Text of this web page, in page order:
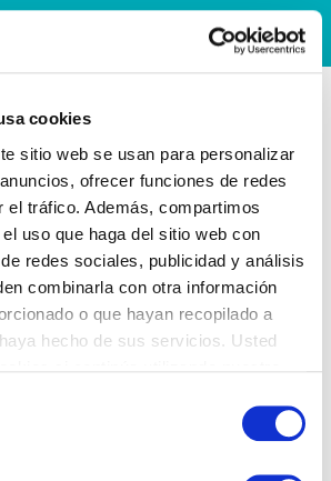
cookies
sitio web se usan para personalizar
ofrecer funciones de redes
el tráfico. Además, compartimos
uso que haga del sitio web con
redes sociales, publicidad y análisis
combinarla con otra información
o que hayan recopilado a
hecho de sus servicios. Usted